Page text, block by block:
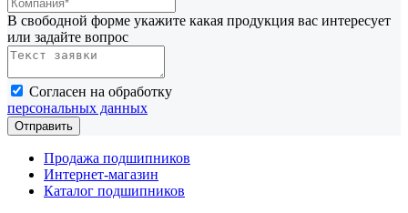
В свободной форме укажите какая продукция вас интересует
или задайте вопрос
Согласен на обработку
персональных данных
Продажа подшипников
Интернет-магазин
Каталог подшипников